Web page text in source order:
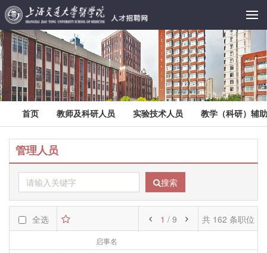
首页 教师及科研人员 实验技术人员 教学（科研）辅
管理人员
搜索
全选 共 162 条职位
1 / 9
启事名